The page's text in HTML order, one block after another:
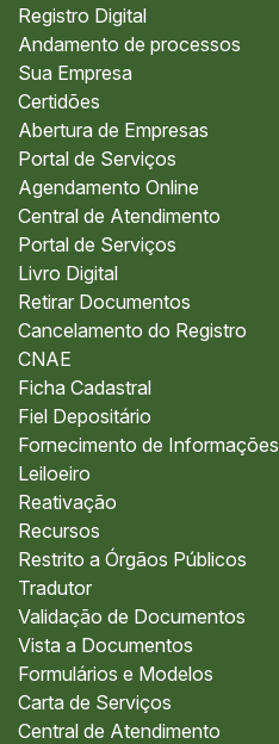
Registro Digital
Andamento de processos
Sua Empresa
Certidões
Abertura de Empresas
Portal de Serviços
Agendamento Online
Central de Atendimento
Portal de Serviços
Livro Digital
Retirar Documentos
Cancelamento do Registro
CNAE
Ficha Cadastral
Fiel Depositário
Fornecimento de Informações
Leiloeiro
Reativação
Recursos
Restrito a Órgãos Públicos
Tradutor
Validação de Documentos
Vista a Documentos
Formulários e Modelos
Carta de Serviços
Central de Atendimento